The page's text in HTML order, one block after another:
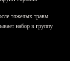
тяжелых травм
набор в группу